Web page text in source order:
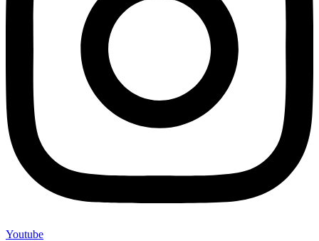
Youtube